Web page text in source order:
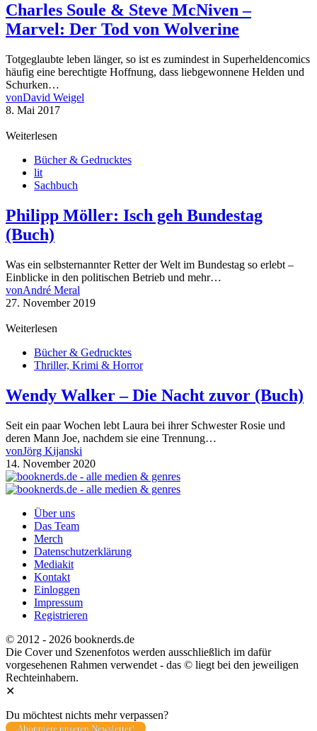
Charles Soule & Steve McNiven –
Marvel: Der Tod von Wolverine
Totgeglaubte leben länger, so ist es zumindest in Superheldencomics
häufig eine berechtigte Hoffnung, dass liebgewonnene Helden und
Schurken…
vonDavid Weigel
8. Mai 2017
Weiterlesen
Bücher & Gedrucktes
lit
Sachbuch
Philipp Möller: Isch geh Bundestag
(Buch)
Was ein selbsternannter Retter der Welt im Bundestag so erlebt –
Einblicke in den politischen Betrieb und mehr…
vonAndré Meral
27. November 2019
Weiterlesen
Bücher & Gedrucktes
Thriller, Krimi & Horror
Wendy Walker – Die Nacht zuvor (Buch)
Seit ein paar Wochen lebt Laura bei ihrer Schwester Rosie und
deren Mann Joe, nachdem sie eine Trennung…
vonJörg Kijanski
14. November 2020
Über uns
Das Team
Merch
Datenschutzerklärung
Mediakit
Kontakt
Einloggen
Impressum
Registrieren
© 2012 - 2026 booknerds.de
Die Cover und Szenenfotos werden ausschließlich im dafür
vorgesehenen Rahmen verwendet - das © liegt bei den jeweiligen
Rechteinhabern.
✕
Du möchtest nichts mehr verpassen?
Abonniere unseren Newsletter!